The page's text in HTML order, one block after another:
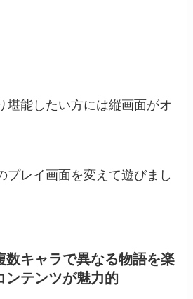
堪能したい方には縦画面がオ
プレイ画面を変えて遊びまし
数キャラで異なる物語を楽
ンテンツが魅力的